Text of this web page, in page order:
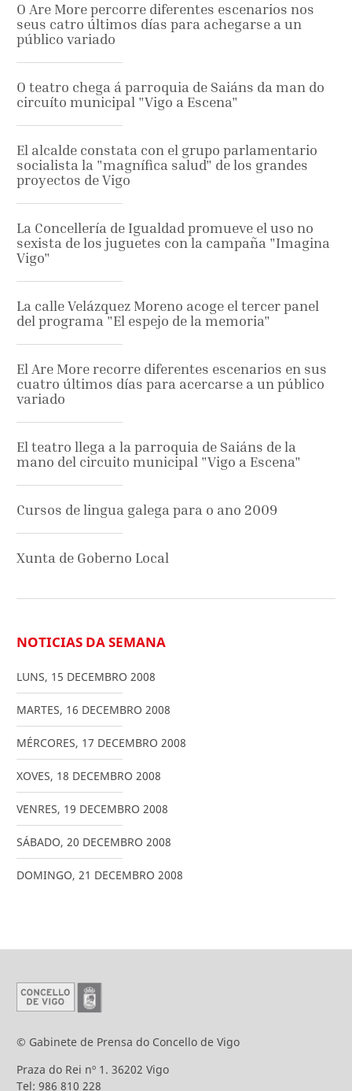
O Are More percorre diferentes escenarios nos
seus catro últimos días para achegarse a un
público variado
O teatro chega á parroquia de Saiáns da man do
circuíto municipal "Vigo a Escena"
El alcalde constata con el grupo parlamentario
socialista la "magnífica salud" de los grandes
proyectos de Vigo
La Concellería de Igualdad promueve el uso no
sexista de los juguetes con la campaña "Imagina
Vigo"
La calle Velázquez Moreno acoge el tercer panel
del programa "El espejo de la memoria"
El Are More recorre diferentes escenarios en sus
cuatro últimos días para acercarse a un público
variado
El teatro llega a la parroquia de Saiáns de la
mano del circuito municipal "Vigo a Escena"
Cursos de lingua galega para o ano 2009
Xunta de Goberno Local
NOTICIAS DA SEMANA
LUNS, 15 DECEMBRO 2008
MARTES, 16 DECEMBRO 2008
MÉRCORES, 17 DECEMBRO 2008
XOVES, 18 DECEMBRO 2008
VENRES, 19 DECEMBRO 2008
SÁBADO, 20 DECEMBRO 2008
DOMINGO, 21 DECEMBRO 2008
© Gabinete de Prensa do Concello de Vigo
Praza do Rei nº 1. 36202 Vigo
Tel: 986 810 228